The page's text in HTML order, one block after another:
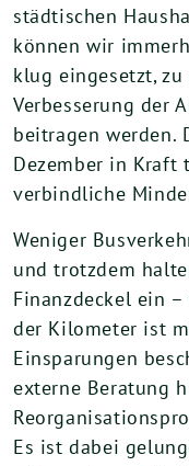
städtischen
können wir
klug eingesetzt,
Verbesserung der
beitragen werden.
Dezember in Kraft
verbindliche
Weniger
und trotzdem
Finanzdeckel ein
der Kilometer ist
Einsparungen
externe Beratung
Es ist dabei